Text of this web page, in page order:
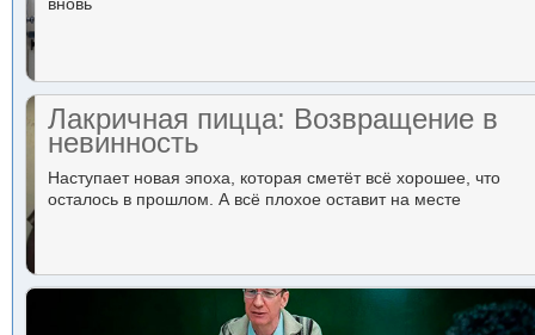
вновь
Лакричная пицца: Возвращение в
невинность
Наступает новая эпоха, которая сметёт всё хорошее, что
осталось в прошлом. А всё плохое оставит на месте